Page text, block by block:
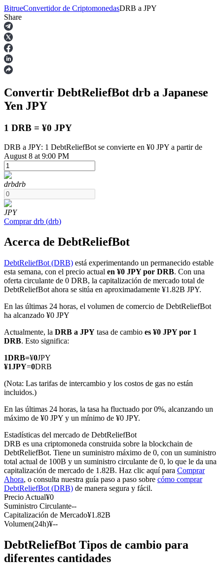
Futuros
Futuros del USDT
Futuros COIN-M
Futuros de criptomonedas
TradFi
Derivados de acciones, divisas, metales preciosos y materias
primas
Futuros del USDC
Futuros que utilizan USDC como garantía
Copiar Trading
BitrueConvertidor de CriptomonedasDRB a JPY
Share
Convertir DebtReliefBot drb a Japanese
Yen JPY
1 DRB = ¥0 JPY
DRB a JPY: 1 DebtReliefBot se convierte en ¥0 JPY a partir de
August 8 at 9:00 PM
drbdrb
JPY
Comprar drb (drb)
Acerca de DebtReliefBot
DebtReliefBot (DRB) está experimentando un permanecido estable
esta semana, con el precio actual en ¥0 JPY por DRB. Con una
oferta circulante de 0 DRB, la capitalización de mercado total de
DebtReliefBot ahora se sitúa en aproximadamente ¥1.82B JPY.
En las últimas 24 horas, el volumen de comercio de DebtReliefBot
ha alcanzado ¥0 JPY
Actualmente, la DRB a JPY tasa de cambio es ¥0 JPY por 1
DRB. Esto significa:
1DRB=¥0JPY
¥1JPY=0DRB
(Nota: Las tarifas de intercambio y los costos de gas no están
incluidos.)
En las últimas 24 horas, la tasa ha fluctuado por 0%, alcanzando un
máximo de ¥0 JPY y un mínimo de ¥0 JPY.
Estadísticas del mercado de DebtReliefBot
DRB es una criptomoneda construida sobre la blockchain de
DebtReliefBot. Tiene un suministro máximo de 0, con un suministro
total actual de 100B y un suministro circulante de 0, lo que le da una
capitalización de mercado de 1.82B. Haz clic aquí para Comprar
Ahora, o consulta nuestra guía paso a paso sobre cómo comprar
DebtReliefBot (DRB) de manera segura y fácil.
Precio Actual¥0
Suministro Circulante--
Capitalización de Mercado¥1.82B
Volumen(24h)¥--
DebtReliefBot Tipos de cambio para
diferentes cantidades